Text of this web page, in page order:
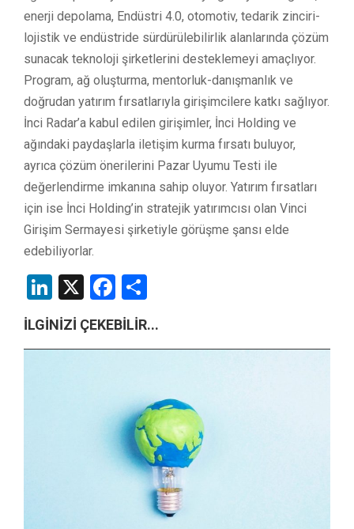
enerji depolama, Endüstri 4.0, otomotiv, tedarik zinciri-
lojistik ve endüstride sürdürülebilirlik alanlarında çözüm
sunacak teknoloji şirketlerini desteklemeyi amaçlıyor.
Program, ağ oluşturma, mentorluk-danışmanlık ve
doğrudan yatırım fırsatlarıyla girişimcilere katkı sağlıyor.
İnci Radar’a kabul edilen girişimler, İnci Holding ve
ağındaki paydaşlarla iletişim kurma fırsatı buluyor,
ayrıca çözüm önerilerini Pazar Uyumu Testi ile
değerlendirme imkanına sahip oluyor. Yatırım fırsatları
için ise İnci Holding’in stratejik yatırımcısı olan Vinci
Girişim Sermayesi şirketiyle görüşme şansı elde
edebiliyorlar.
LinkedIn
X Facebook
İLGİNİZİ ÇEKEBİLİR...